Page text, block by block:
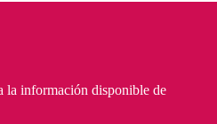
la información disponible de